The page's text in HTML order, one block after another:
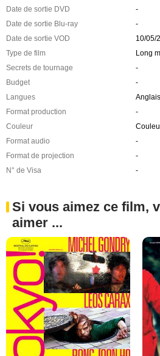
Date de sortie DVD
-
Date de sortie Blu-ray
-
Date de sortie VOD
10/05/
Type de film
Long
Secrets de tournage
-
Budget
-
Langues
Format production
-
Couleur
Format audio
-
Format de projection
-
N° de Visa
-
Si vous aimez ce film,
aimer ...